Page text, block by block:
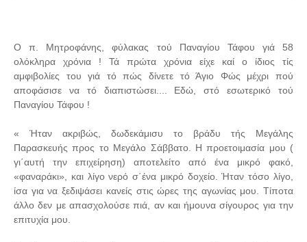
Ο π. Μητροφάνης, φύλακας τού Παναγίου Τάφου γιά 58
ολόκληρα χρόνια ! Τά πρώτα χρόνια είχε καί ο ίδιος τίς
αμφιβολίες του γιά τό πώς δίνετε τό Άγιο Φώς μέχρι πού
αποφάσισε να τό διαπιστώσει.... Εδώ, στό εσωτερικό τού
Παναγίου Τάφου !
« Ήταν ακριβώς, δωδεκάμισυ το βράδυ τής Μεγάλης
Παρασκευής προς το Μεγάλο Σάββατο. Η προετοιμασία μου (
γι΄αυτή την επιχείρηση) αποτελείτο από ένα μικρό φακό,
«φαναράκι», και λίγο νερό σ΄ένα μικρό δοχείο. Ήταν τόσο λίγο,
ίσα για να ξεδιψάσει κανείς στις ώρες της αγωνίας μου. Τίποτα
άλλο δεν με απασχολούσε πιά, αν και ήμουνα σίγουρος για την
επιτυχία μου.